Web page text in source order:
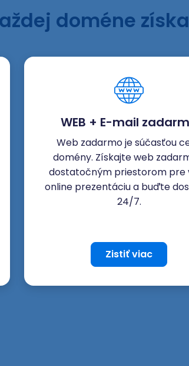
doméne
WEB + E-mail
Web zadarmo je súčasťou
domény. Získajte web
dostatočným priestorom pre
online prezentáciu a buďte
24/7.
Zistiť viac